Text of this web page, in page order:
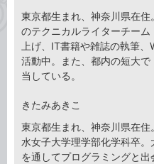
東京都生まれ、神奈川県在
のテクニカルライターチー
上げ、IT書籍や雑誌の執筆
活動中。また、都内の短大
当している。
きたみあきこ
東京都生まれ、神奈川県在
水女子大学理学部化学科卒
を通してプログラミングと